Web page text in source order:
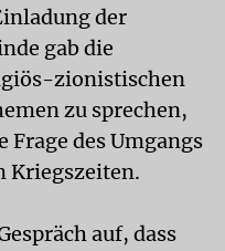
der
gab die
zionistischen
zu sprechen,
des Umgangs
Kriegszeiten.
auf, dass